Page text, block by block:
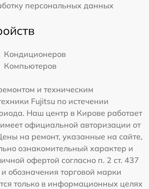
персональных данных
Кондиционеров
Компьютеров
и техническим
Fujitsu по истечении
Наш центр в Кирове работает
официальной авторизации от
на ремонт, указанные на сайте,
ознакомительный характер и
офертой согласно п. 2 ст. 437
обозначения торговой марки
только в информационных целях